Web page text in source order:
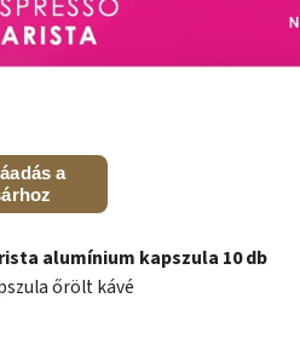
a
alumínium kapszula 10 db
őrölt kávé